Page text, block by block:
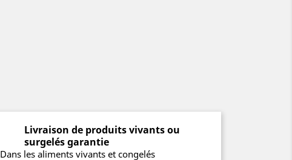
Livraison de produits vivants ou
surgelés garantie
Dans les aliments vivants et congelés